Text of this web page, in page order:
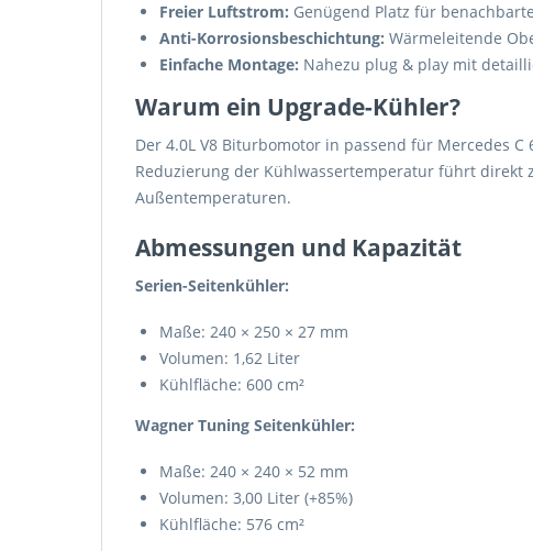
Freier Luftstrom: Genügend Platz für
Anti-Korrosionsbeschichtung: Wärmeleitende
Einfache Montage: Nahezu plug & play mit
Warum ein Upgrade-Kühler?
Der 4.0L V8 Biturbomotor in passend für Mercedes
Reduzierung der Kühlwassertemperatur führt direkt
Außentemperaturen.
Abmessungen und Kapazität
Serien-Seitenkühler:
Maße: 240 × 250 × 27 mm
Volumen: 1,62 Liter
Kühlfläche: 600 cm²
Wagner Tuning Seitenkühler:
Maße: 240 × 240 × 52 mm
Volumen: 3,00 Liter (+85%)
Kühlfläche: 576 cm²